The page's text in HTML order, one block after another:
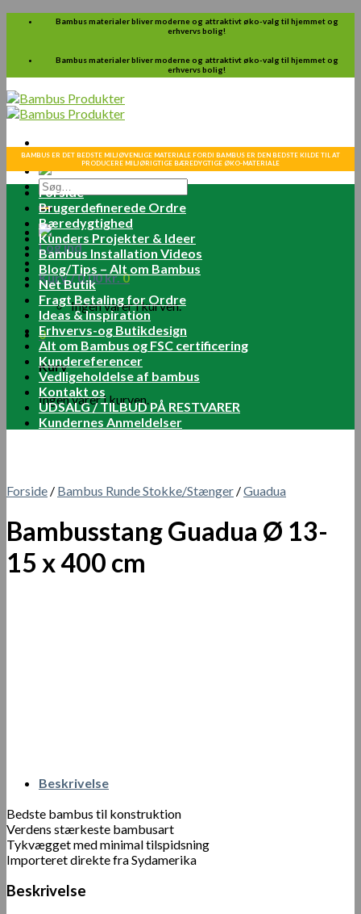
Skip
Bambus materialer bliver moderne og attraktivt øko-valg til hjemmet og
erhvervs bolig!
Bambus materialer bliver moderne og attraktivt øko-valg til hjemmet og
erhvervs bolig!
Søg
efter:
Log ind
Kurv /0.00kr.0
Ingen varer i kurven.
0
Kurv
Ingen varer i kurven.
BAMBUS ER DET BEDSTE MILJØVENLIGE MATERIALE FORDI BAMBUS ER DEN BEDSTE KILDE TIL AT
PRODUCERE MILJØRIGTIGE BÆREDYGTIGE ØKO-MATERIALE
Forside
Brugerdefinerede Ordre
Bæredygtighed
Kunders Projekter & Ideer
Bambus Installation Videos
Blog/Tips – Alt om Bambus
Net Butik
Fragt Betaling for Ordre
Ideas & Inspiration
Erhvervs-og Butikdesign
Alt om Bambus og FSC certificering
Kundereferencer
Vedligeholdelse af bambus
Kontakt os
UDSALG / TILBUD PÅ RESTVARER
Kundernes Anmeldelser
Forside / Bambus Runde Stokke/Stænger /Guadua
Bambusstang Guadua Ø 13-
15 x 400 cm
Beskrivelse
Bedste bambus til konstruktion
Verdens stærkeste bambusart
Tykvægget med minimal tilspidsning
Importeret direkte fra Sydamerika
Beskrivelse